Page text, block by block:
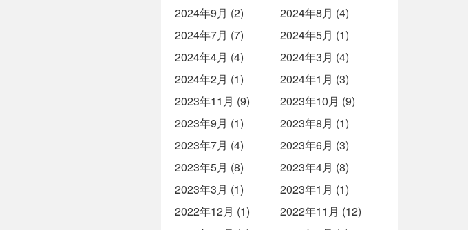
2024年9月 (2)
2024年8月 (4)
2024年7月 (7)
2024年5月 (1)
2024年4月 (4)
2024年3月 (4)
2024年2月 (1)
2024年1月 (3)
2023年11月 (9)
2023年10月 (9)
2023年9月 (1)
2023年8月 (1)
2023年7月 (4)
2023年6月 (3)
2023年5月 (8)
2023年4月 (8)
2023年3月 (1)
2023年1月 (1)
2022年12月 (1)
2022年11月 (12)